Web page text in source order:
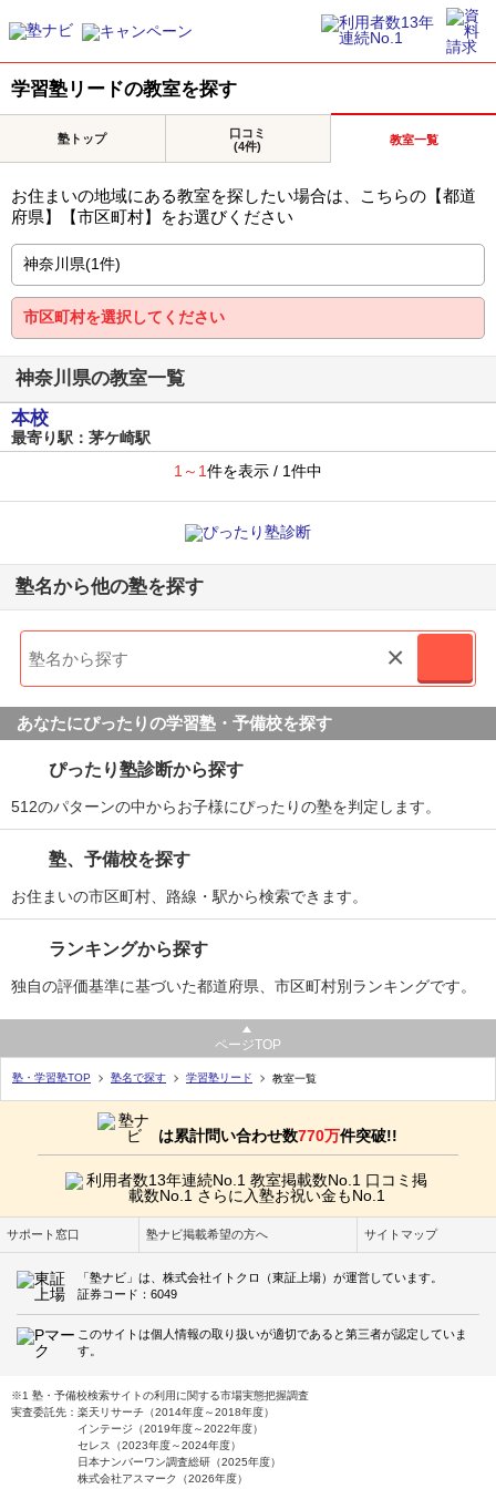
学習塾リードの教室を探す
塾トップ
口コミ
(4件)
教室一覧
お住まいの地域にある教室を探したい場合は、こちらの【都道
府県】【市区町村】をお選びください
神奈川県の教室一覧
本校
最寄り駅：茅ケ崎駅
1～1件を表示 / 1件中
塾名から他の塾を探す
×
あなたにぴったりの学習塾・予備校を探す
ぴったり塾診断から探す
512のパターンの中からお子様にぴったりの塾を判定します。
塾、予備校を探す
お住まいの市区町村、路線・駅から検索できます。
ランキングから探す
独自の評価基準に基づいた都道府県、市区町村別ランキングです。
ページTOP
塾・学習塾TOP 塾名で探す 学習塾リード 教室一覧
は累計問い合わせ数770万件突破!!
サポート窓口 塾ナビ掲載希望の方へ サイトマップ
「塾ナビ」は、株式会社イトクロ（東証上場）が運営しています。
証券コード：6049
このサイトは個人情報の取り扱いが適切であると第三者が認定していま
す。
※1 塾・予備校検索サイトの利用に関する市場実態把握調査
実査委託先：楽天リサーチ（2014年度～2018年度）
インテージ（2019年度～2022年度）
セレス（2023年度～2024年度）
日本ナンバーワン調査総研（2025年度）
株式会社アスマーク（2026年度）